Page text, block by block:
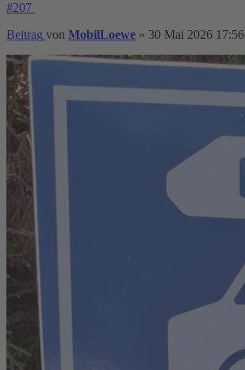
#207
Beitrag von MobilLoewe » 30 Mai 2026 17:56